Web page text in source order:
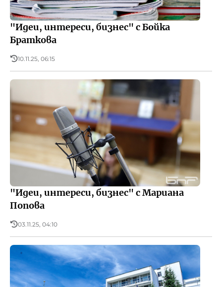
"Идеи, интереси, бизнес" с Бойка
Браткова
10.11.25, 06:15
"Идеи, интереси, бизнес" с Мариана
Попова
03.11.25, 04:10